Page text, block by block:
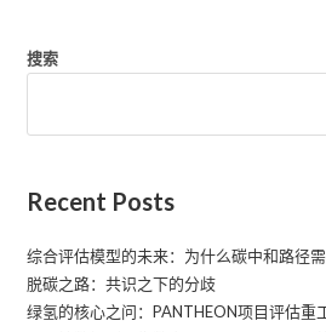
搜索
Recent Posts
综合评估模型的未来：为什么碳中和路径
脱碳之路：共识之下的分歧
绿氢的核心之问：PANTHEON项目评估重